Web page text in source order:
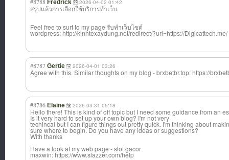
#8788 Fredrick 2026-04-02 01:42
สรุปแล้วการเลือกใช้บริการทำเว็บ.
Feel free to surf to my page รับทำเว็บไซต์
wordpress: http://kinhtexaydung.net/redirect/?url=https://Digicattech.me/
#8787 Gertie 2026-04-01 03:26
Agree with this. Similar thoughts on my blog - brxbetbr.top: https://
#8786 Elaine 2026-03-31 05:18
Hello there! This is kind of off topic but I need some guidance from an
Is it very hard to set up your own blog? I'm not very
techincal but I can figure things out pretty quick. I'm thinking about
sure where to begin. Do you have any ideas or suggestions?
With thanks
Have a look at my web page - slot gacor
maxwin: https://www.slazzer.com/help